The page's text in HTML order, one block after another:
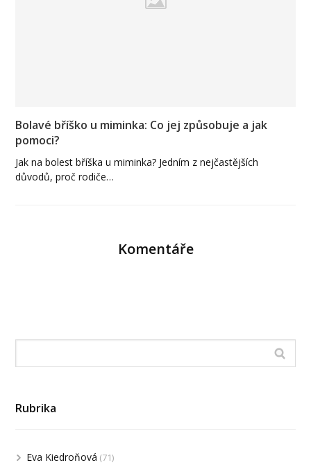
Bolavé bříško u miminka: Co jej způsobuje a jak
pomoci?
Jak na bolest bříška u miminka? Jedním z nejčastějších
důvodů, proč rodiče…
Komentáře
Rubrika
Eva Kiedroňová (71)